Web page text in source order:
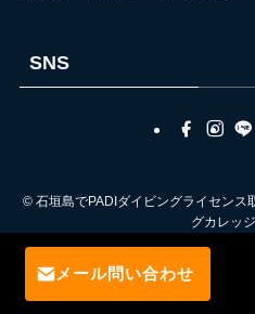
メール問い合わせ
SNS
©石垣島でPADIダイビングライセンス
グカレッ